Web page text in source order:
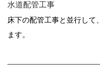
水道配管工事
床下の配管工事と並行して
ます。